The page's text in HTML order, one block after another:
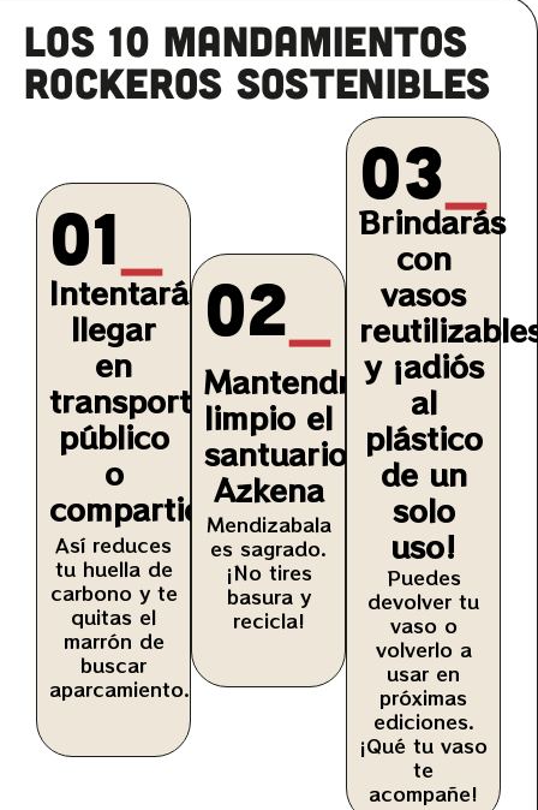
los 10 MANDAMIENTOS
ROCKEROS SOSTENIBLES
01
Intentarás
llegar
en
transporte
público
o
compartido
Así reduces
tu huella de
carbono y te
quitas el
marrón de
buscar
aparcamiento.
02
Mantendrás
limpio el
santuario
Azkena
Mendizabala
es sagrado.
¡No tires
basura y
recicla!
03
Brindarás
con
vasos
y ¡adiós
al
plástico
de un
solo
uso!
Puedes
devolver tu
vaso o
volverlo a
usar en
próximas
ediciones.
¡Qué tu vaso
te
acompañe!